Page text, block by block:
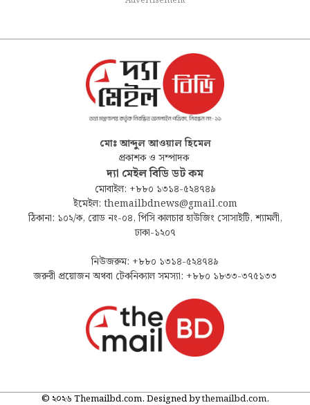
মোঃ আব্দুল আওয়াল হিমেল
প্রকাশক ও সম্পাদক
দ্যা মেইল বিডি ডট কম
মোবাইল: +৮৮০ ১৩১৪-৫২৪৭৪৯
ইমেইল: themailbdnews@gmail.com
ঠিকানা: ১০২/ক, রোড নং-০৪, পিসি কালচার হাউজিং সোসাইটি, শ্যামলী,
ঢাকা-১২০৭
নিউজরুম: +৮৮০ ১৩১৪-৫২৪৭৪৯
জরুরী প্রয়োজন অথবা টেকনিক্যাল সমস্যা: +৮৮০ ১৮৩৩-৩৭৫১৩৩
© ২০২৬ Themailbd.com. Designed bythemailbd.com.